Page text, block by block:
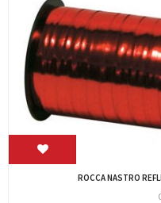
ROCCA NASTRO